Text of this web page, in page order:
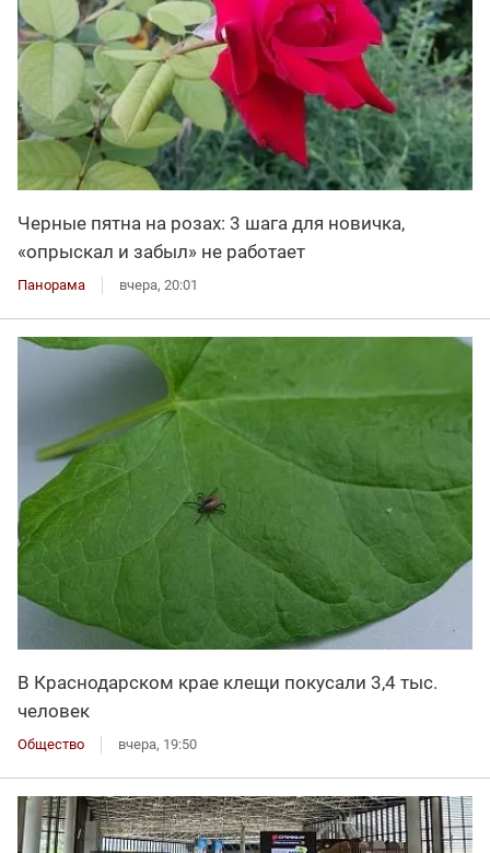
Черные пятна на розах: 3 шага для новичка,
«опрыскал и забыл» не работает
Панорама вчера, 20:01
В Краснодарском крае клещи покусали 3,4 тыс.
человек
Общество вчера, 19:50